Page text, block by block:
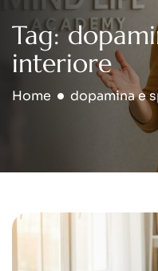
Tag:
interiore
Home dopamina e